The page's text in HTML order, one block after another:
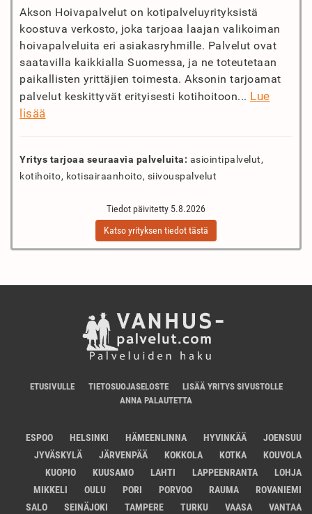
Akson Hoivapalvelut on kotipalveluyrityksistä
koostuva verkosto, joka tarjoaa laajan valikoiman
hoivapalveluita eri asiakasryhmille. Palvelut ovat
saatavilla kaikkialla Suomessa, ja ne toteutetaan
paikallisten yrittäjien toimesta. Aksonin tarjoamat
palvelut keskittyvät erityisesti kotihoitoon... Lue
lisää
Yritys tarjoaa seuraavia palveluita: asiointipalvelut,
kotihoito, kotisairaanhoito, siivouspalvelut
Tiedot päivitetty 5.8.2026
Katso yrityksen tiedot tästä
ETUSIVULLE TIETOSUOJASELOSTE
LISÄÄ YRITYS SIVUSTOLLE
ANNA PALAUTETTA
ESPOO HELSINKI HÄMEENLINNA HYVINKÄÄ
JOENSUU
JYVÄSKYLÄ
JÄRVENPÄÄ KOKKOLA KOTKA
KOUVOLA
KUOPIO
KUUSAMO LAHTI LAPPEENRANTA
LOHJA
MIKKELI
OULU PORI PORVOO RAUMA
ROVANIEMI
SALO
SEINÄJOKI TAMPERE TURKU VAASA VANTAA